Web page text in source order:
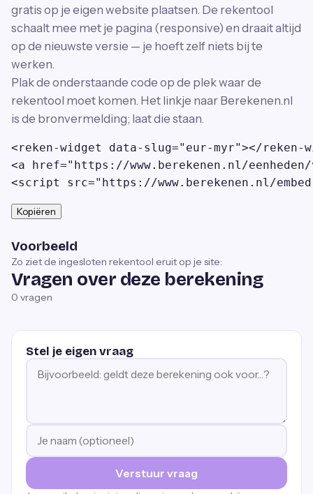
gratis op je eigen website plaatsen. De rekentool
schaalt mee met je pagina (responsive) en draait altijd
op de nieuwste versie — je hoeft zelf niets bij te
werken.
Plak de onderstaande code op de plek waar de
rekentool moet komen. Het linkje naar Berekenen.nl
is de bronvermelding; laat die staan.
<reken-widget data-slug="eur-myr"></reken-
<a href="https://www.berekenen.nl/
<script src="https://www.berekenen.nl/
Kopiëren
Voorbeeld
Zo ziet de ingesloten rekentool eruit op je site:
Vragen over deze berekening
0 vragen
Stel je eigen vraag
Verstuur vraag